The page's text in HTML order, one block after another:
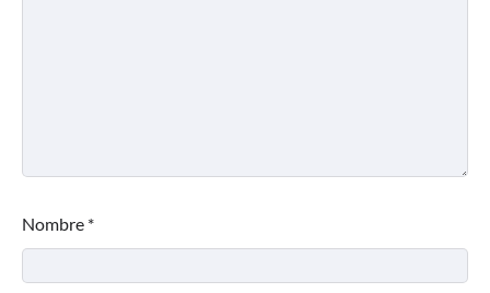
Nombre *